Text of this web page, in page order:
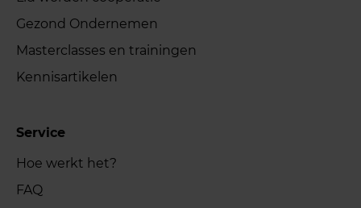
Gezond Ondernemen
Masterclasses en trainingen
Kennisartikelen
Service
Hoe werkt het?
FAQ